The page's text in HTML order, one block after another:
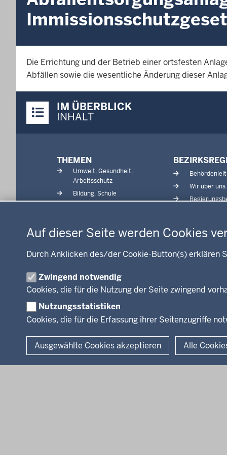
Auf dieser Seite werden Cookies
Durch Anklicken des/der Cookie-Button(s) erklären
Zwingend notwendig
Cookies, die für die Nutzung der Seite zwingend
Nutzungsstatistiken
Cookies, die für die Erfassung ihrer Seitenzugriffe
Ausgewählte Cookies akzeptieren Alle
Die Errichtung und der Betrieb einer ortsfesten
Abfällen sowie die wesentliche Änderung dieser
Inhalte
IM ÜBERBLICK
INHALT
THEMEN
Umwelt, Gesundheit,
Arbeitsschutz
Bildung, Schule
Kommunalaufsicht, Planung,
Energie, Bergbau
Kultur, Sport
Recht, Ordnung
Förderportal, Wirtschaft
Wir über uns